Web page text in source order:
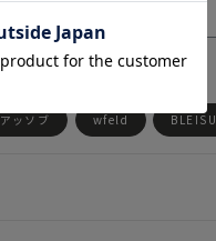
アッソブ wfeld